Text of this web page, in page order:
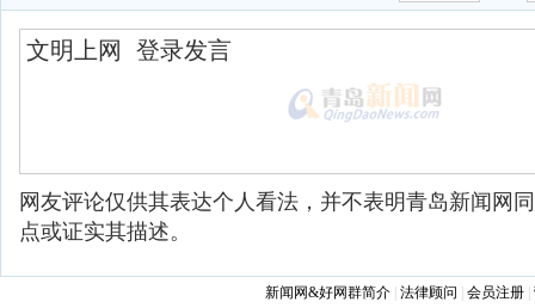
网友评论仅供其表达个人看法，并不表明青岛新闻网
点或证实其描述。